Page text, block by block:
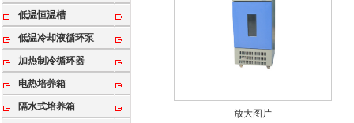
低温恒温槽
低温冷却液循环泵
加热制冷循环器
电热培养箱
隔水式培养箱
放大图片